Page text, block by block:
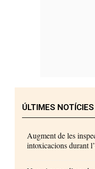
ÚLTIMES
Augment de les
intoxicacions durant